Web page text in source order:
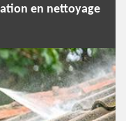
en nettoyage